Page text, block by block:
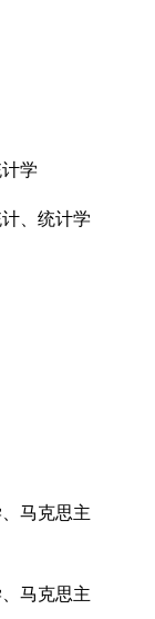
学
、统计学
马克思主
马克思主